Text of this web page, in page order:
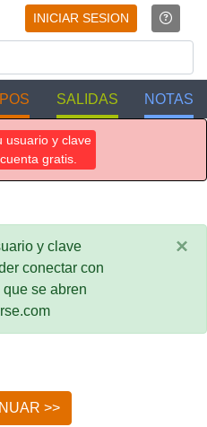
INICIAR SESION
SALIDAS NOTAS
usuario y clave
gratis.
y clave
conectar con
que se abren
×
>>